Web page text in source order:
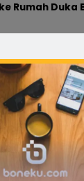
Rumah Duka
WITA
Anggota
Sudah Ditahan
WITA
di